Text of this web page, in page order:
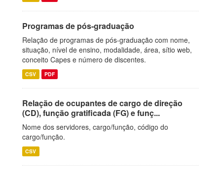
Programas de pós-graduação
Relação de programas de pós-graduação com nome,
situação, nível de ensino, modalidade, área, sítio web,
conceito Capes e número de discentes.
CSV PDF
Relação de ocupantes de cargo de direção
(CD), função gratificada (FG) e funç...
Nome dos servidores, cargo/função, código do
cargo/função.
CSV